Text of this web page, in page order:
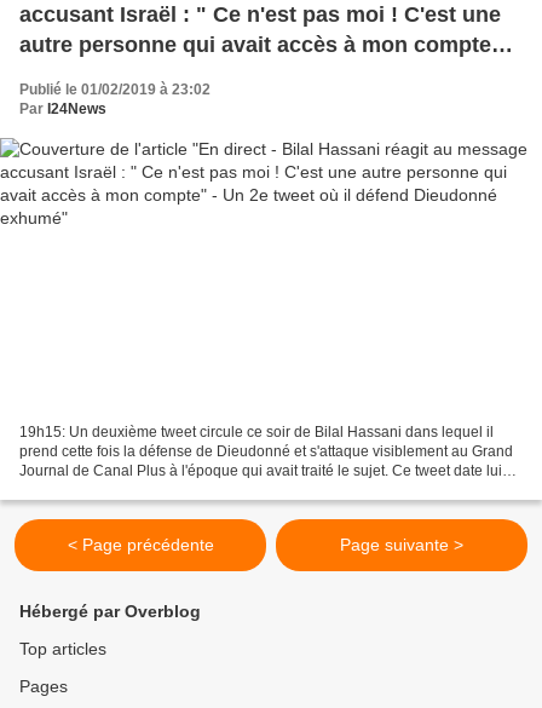
accusant Israël : " Ce n'est pas moi ! C'est une
autre personne qui avait accès à mon compte" -
Publié le 01/02/2019 à 23:02
Par I24News
19h15: Un deuxième tweet circule ce soir de Bilal Hassani dans lequel il
prend cette fois la défense de Dieudonné et s'attaque visiblement au Grand
Journal de Canal Plus à l'époque qui avait traité le sujet. Ce tweet date lui
< Page précédente Page suivante >
Hébergé par Overblog
Top articles
Pages